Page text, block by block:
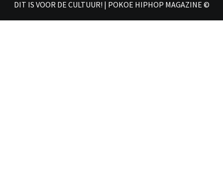
DIT IS VOOR DE CULTUUR! | POKOE HIPHOP MAGAZINE ©